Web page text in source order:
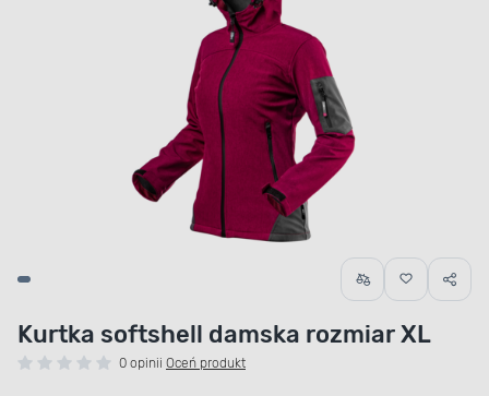
Kurtka softshell damska rozmiar XL
0 opinii Oceń produkt